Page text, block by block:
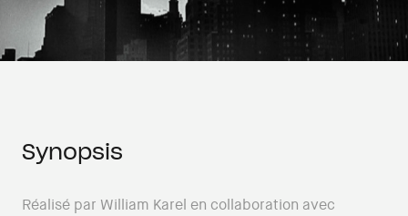
Synopsis
Réalisé par William Karel en collaboration avec